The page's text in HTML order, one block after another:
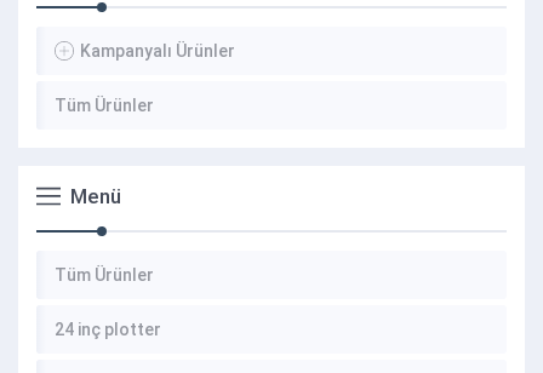
Kampanyalı Ürünler
Tüm Ürünler
Menü
Tüm Ürünler
24 inç plotter